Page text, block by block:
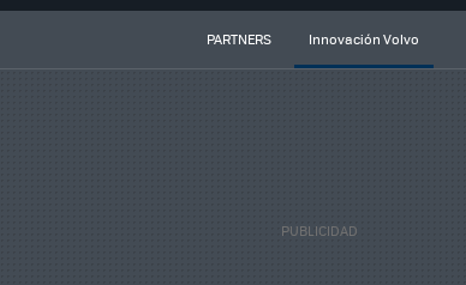
PARTNERS Innovación Volvo